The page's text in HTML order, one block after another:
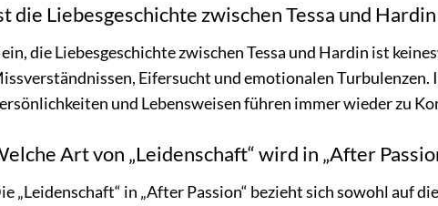
die Liebesgeschichte zwischen Tessa und
die Liebesgeschichte zwischen Tessa und Hardin ist
Eifersucht und emotionalen
und Lebensweisen führen immer wieder zu
Art von „Leidenschaft“ wird in „After
„Leidenschaft“ in „After Passion“ bezieht sich sowohl auf